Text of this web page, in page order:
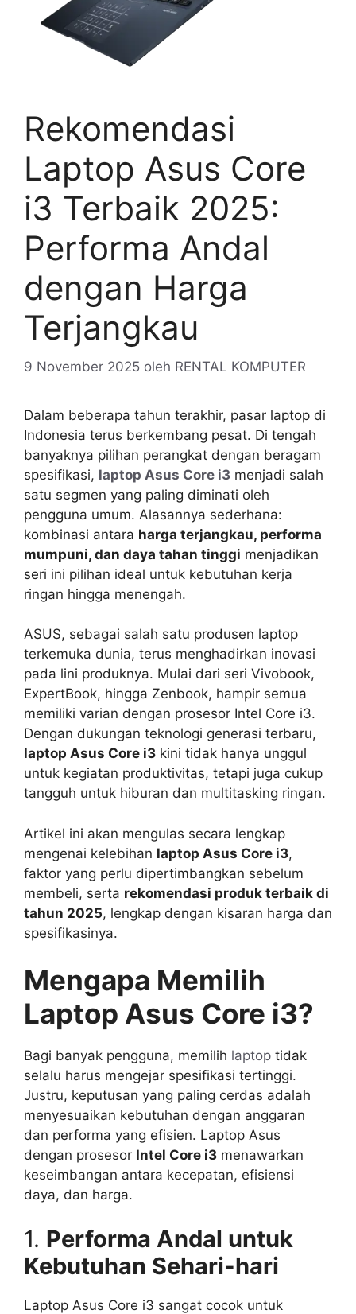
Rekomendasi
Laptop Asus Core
i3 Terbaik 2025:
Performa Andal
dengan Harga
Terjangkau
9 November 2025 oleh RENTAL KOMPUTER
Dalam beberapa tahun terakhir, pasar laptop di
Indonesia terus berkembang pesat. Di tengah
banyaknya pilihan perangkat dengan beragam
spesifikasi, laptop Asus Core i3 menjadi salah
satu segmen yang paling diminati oleh
pengguna umum. Alasannya sederhana:
kombinasi antara harga terjangkau, performa
mumpuni, dan daya tahan tinggi menjadikan
seri ini pilihan ideal untuk kebutuhan kerja
ringan hingga menengah.
ASUS, sebagai salah satu produsen laptop
terkemuka dunia, terus menghadirkan inovasi
pada lini produknya. Mulai dari seri Vivobook,
ExpertBook, hingga Zenbook, hampir semua
memiliki varian dengan prosesor Intel Core i3.
Dengan dukungan teknologi generasi terbaru,
laptop Asus Core i3 kini tidak hanya unggul
untuk kegiatan produktivitas, tetapi juga cukup
tangguh untuk hiburan dan multitasking ringan.
Artikel ini akan mengulas secara lengkap
mengenai kelebihan laptop Asus Core i3,
faktor yang perlu dipertimbangkan sebelum
membeli, serta rekomendasi produk terbaik di
tahun 2025, lengkap dengan kisaran harga dan
spesifikasinya.
Mengapa Memilih
Laptop Asus Core i3?
Bagi banyak pengguna, memilih laptop tidak
selalu harus mengejar spesifikasi tertinggi.
Justru, keputusan yang paling cerdas adalah
menyesuaikan kebutuhan dengan anggaran
dan performa yang efisien. Laptop Asus
dengan prosesor Intel Core i3 menawarkan
keseimbangan antara kecepatan, efisiensi
daya, dan harga.
1. Performa Andal untuk
Kebutuhan Sehari-hari
Laptop Asus Core i3 sangat cocok untuk